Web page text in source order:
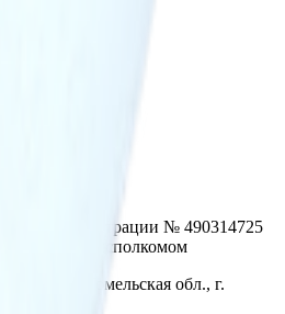
регистрации № 490314725
облисполкомом
Гомельская обл., г.